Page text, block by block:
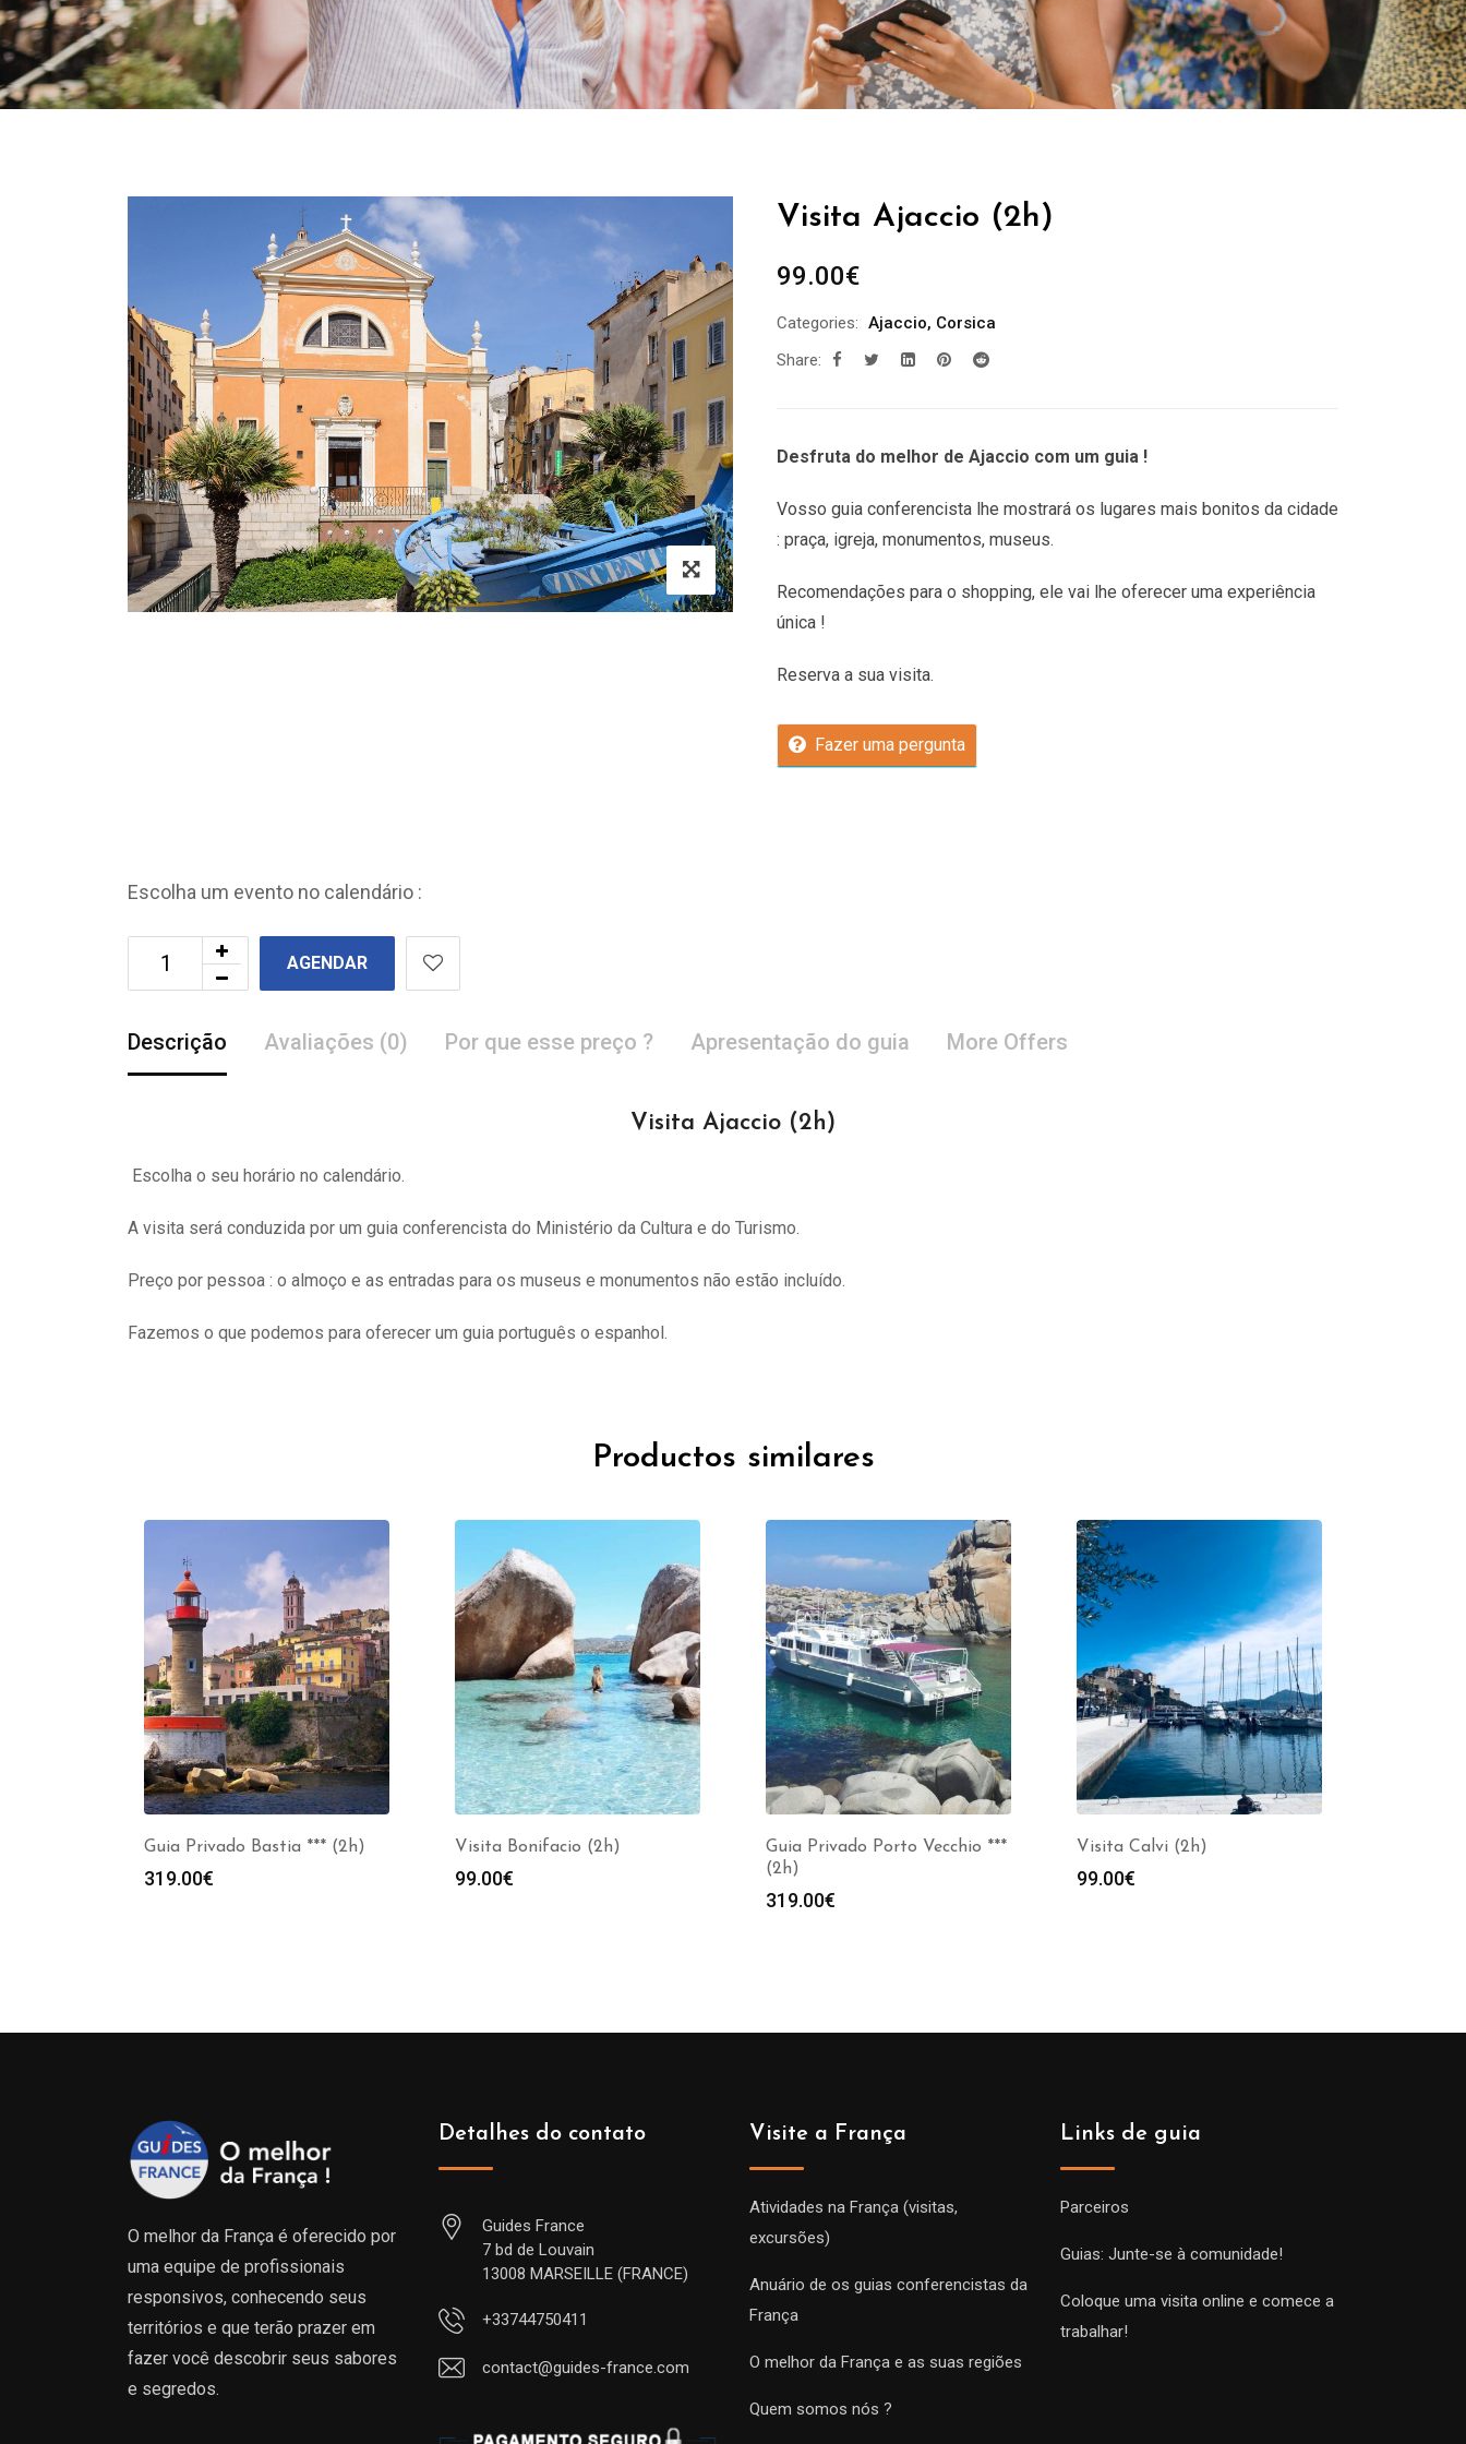
Visita Ajaccio (2h)
99.00€
Categories: Ajaccio, Corsica
Share:
Desfruta do melhor de Ajaccio com um guia !
Vosso guia conferencista lhe mostrará os lugares mais bonitos da cidade
: praça, igreja, monumentos, museus.
Recomendações para o shopping, ele vai lhe oferecer uma experiência
única !
Reserva a sua visita.
Fazer uma pergunta
Escolha um evento no calendário :
AGENDAR
Descrição Avaliações (0) Por que esse preço ? Apresentação do guia More Offers
Visita Ajaccio (2h)
Escolha o seu horário no calendário.
A visita será conduzida por um guia conferencista do Ministério da Cultura e do Turismo.
Preço por pessoa : o almoço e as entradas para os museus e monumentos não estão incluído.
Fazemos o que podemos para oferecer um guia português o espanhol.
Productos similares
Guia Privado Bastia *** (2h)
319.00€
Visita Bonifacio (2h)
99.00€
Guia Privado Porto Vecchio ***
(2h)
319.00€
Visita Calvi (2h)
99.00€
O melhor da França é oferecido por
uma equipe de profissionais
responsivos, conhecendo seus
territórios e que terão prazer em
fazer você descobrir seus sabores
e segredos.
Detalhes do contato
Guides France
7 bd de Louvain
13008 MARSEILLE (FRANCE)
+33744750411
contact@guides-france.com
Visite a França
Atividades na França (visitas,
excursões)
Anuário de os guias conferencistas da
França
O melhor da França e as suas regiões
Quem somos nós ?
Links de guia
Parceiros
Guias: Junte-se à comunidade!
Coloque uma visita online e comece a
trabalhar!